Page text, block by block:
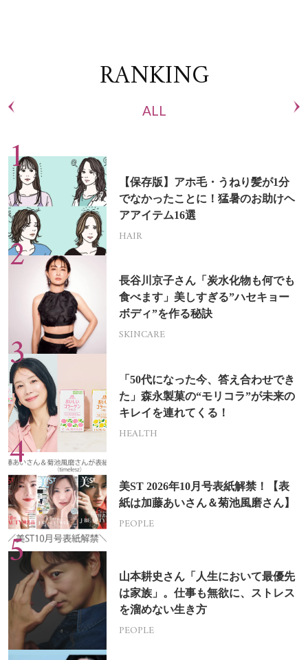
RANKING
ALL
【保存版】アホ毛・うねり髪が1分
でなかったことに！猛暑のお助けヘ
アアイテム16選
HAIR
長谷川京子さん「炭水化物も何でも
食べます」美しすぎる”ハセキョー
ボディ”を作る秘訣
SKINCARE
「50代になった今、答え合わせでき
た」森永製菓の“モリコラ”が未来の
キレイを連れてくる！
HEALTH
美ST 2026年10月号表紙解禁！【表
紙は加藤あいさん＆菊池風磨さん】
PEOPLE
山本耕史さん「人生において最優先
は家族」。仕事も無欲に、ストレス
を溜めない生き方
PEOPLE